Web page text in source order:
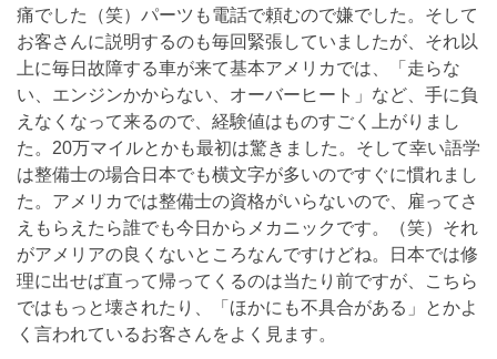
痛でした（笑） パーツも電話で頼むので嫌でした。そして
お客さんに説明するのも毎回緊張していましたが、 それ以
上に毎日故障する車が来て基本アメリカでは、「走らな
い、 エンジンかからない、オーバーヒート」など、 手に負
えなくなって来るので、経験値はものすごく上がりまし
た。 20万マイルとかも最初は驚きました。 そして幸い語学
は整備士の場合日本でも横文字が多いのですぐに慣れまし
た。アメリカでは整備士の資格がいらないので、
雇ってさ
えもらえたら誰でも今日からメカニックです。（笑） それ
がアメリアの良くないところなんですけどね。
日本では修
理に出せば直って帰ってくるのは当たり前ですが、
こちら
ではもっと壊されたり、「ほかにも不具合がある」
とかよ
く言われているお客さんをよく見ます。